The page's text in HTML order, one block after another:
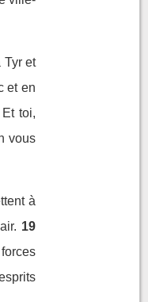
Tyr et
et en
Et toi,
vous
à
19